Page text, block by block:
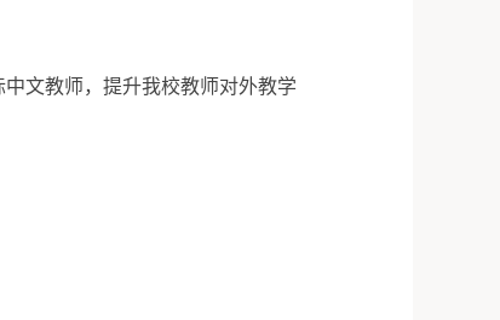
文教师，提升我校教师对外教学